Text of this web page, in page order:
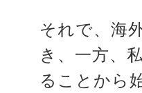
それで、海
き、一方、
ることから